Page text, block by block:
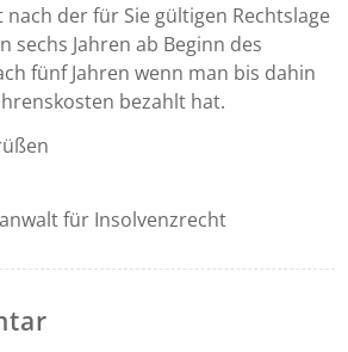
nach der für Sie gültigen Rechtslage
sechs Jahren ab Beginn des
fünf Jahren wenn man bis dahin
bezahlt hat.
für Insolvenzrecht